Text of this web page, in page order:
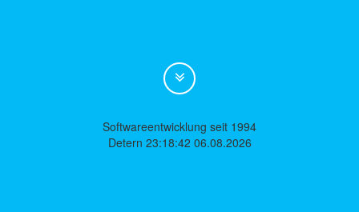
Softwareentwicklung seit 1994
Detern 23:18:42 06.08.2026